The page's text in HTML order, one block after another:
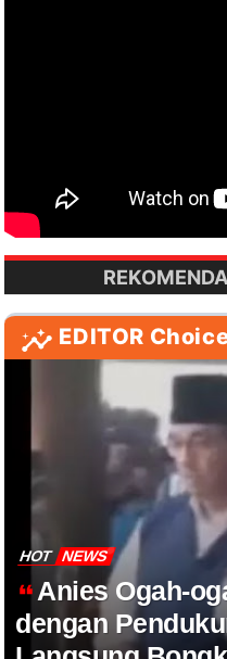
EDITOR
HOT NEWS
Anies Ogah-
dengan